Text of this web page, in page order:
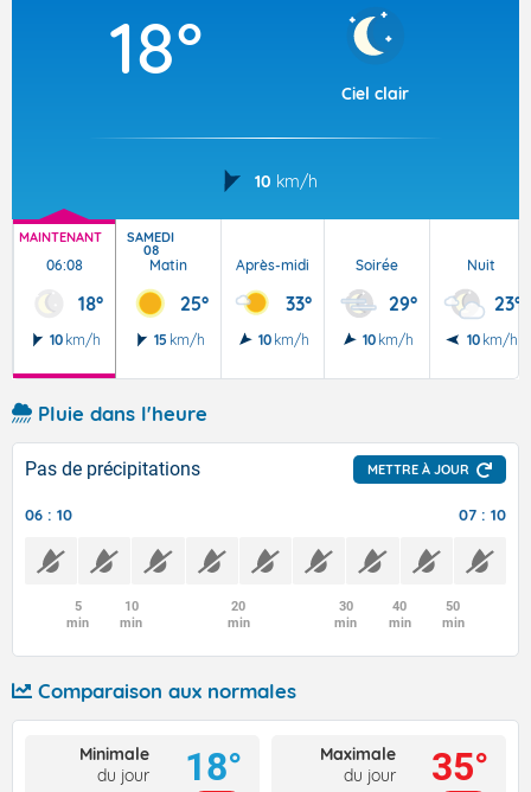
18°
Ciel clair
10 km/h
MAINTENANT
06:08
18°
10 km/h
SAMEDI
08
Matin
25°
15 km/h
Après-midi
33°
10 km/h
Soirée
29°
10 km/h
Nuit
23°
10 km/h
Pluie dans l'heure
Pas de précipitations METTRE À JOUR
06 : 10 07 : 10
5
min
10
min
20
min
30
min
40
min
50
min
Comparaison aux normales
Minimale
du jour
18°
Maximale
du jour
35°